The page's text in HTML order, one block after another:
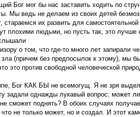
Бог мог бы нас заставить ходить по
Мы ведь не делаем из своих детей
стараемся их развить для
плохими людьми, но пусть так, это
о том, что где-то много лет запирали
(причем без предпосылок к этому), мы
это против свободной человеческой
Бог КАК БЫ не всемогущ. Я не зря
задали однажды лукавый вопрос: может
сможет поднять? В обоих случаях
что не только может, но и создал. И этот